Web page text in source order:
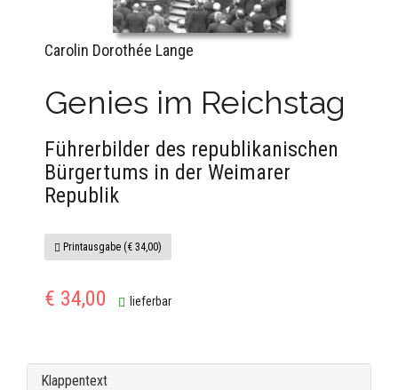
Carolin Dorothée Lange
Genies im Reichstag
Führerbilder des republikanischen
Bürgertums in der Weimarer
Republik
Printausgabe (€ 34,00)
€ 34,00 lieferbar
Klappentext